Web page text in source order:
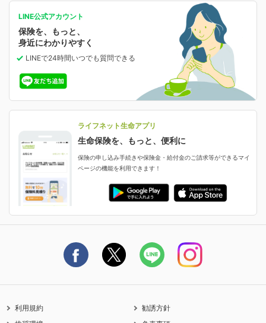
あなたの人生と保険選びのためのWebメディア
選ばれる理由・評判
ライフネット生命の特長
ライフネット生命が選ばれる理由がわかる！
評判・口コミ
ご契約者さまに聞きました！
申し込みガイド
ご契約の流れと必要書類
保険料の支払い方法
がんに備える
女性保険
就業不能保険
就業不能状態に備える
認知症・MCIに備える
ご契約内容の確認
お客さま情報の確認・変更
保険料の支払い方法の変更
中断したお申し込みの再開
お申し込み後の状況確認
減額・解約・追加契約の申し込み など
ご契約者さま向け各種お手続き・サービス
保険金・給付金のご請求
生命保険料控除に関するご案内
業績・財務情報
保険金等の支払状況
採用情報
生命保険マニフェスト
ライフネット生命のCMページ
ライフネット生命公式note
保険相談サービス
よくあるご質問
資料請求
LINE公式アカウント
保険を、もっと、
身近にわかりやすく
LINEで24時間いつでも質問できる
ライフネット生命アプリ
生命保険を、もっと、便利に
保険の申し込み手続きや保険金・給付金のご請求等ができるマイ
ページの機能を利用できます！
利用規約
勧誘方針